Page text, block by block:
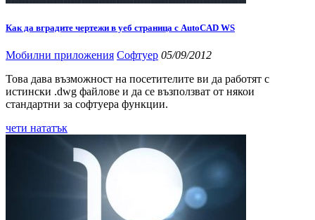
Как да вградите чертежи в уеб страница с AutoCAD WS
Мобилни приложения Софтуер 05/09/2012
Това дава възможност на посетителите ви да работят с
истински .dwg файлове и да се възползват от някои
стандартни за софтуера функции.
чети нататък